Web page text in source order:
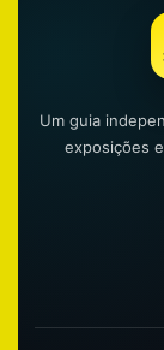
Um guia
exposições